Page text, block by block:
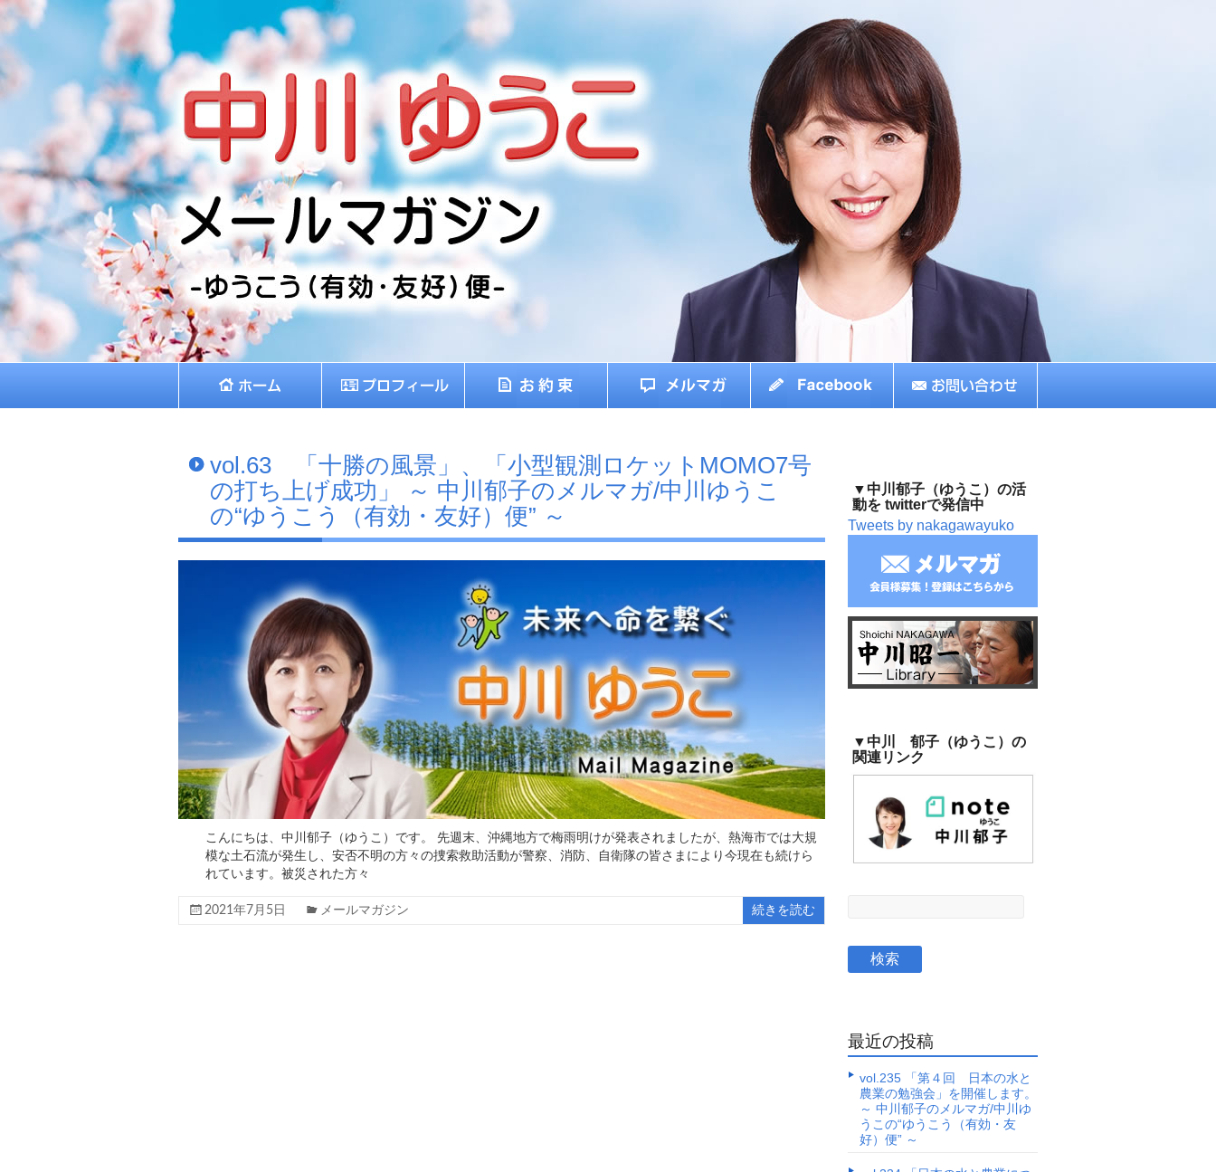
vol.63 「十勝の風景」、「小型観測ロケットMOMO7号
の打ち上げ成功」 ～ 中川郁子のメルマガ/中川ゆうこ
の“ゆうこう（有効・友好）便” ～
こんにちは、中川郁子（ゆうこ）です。 先週末、沖縄地方で梅雨明けが発表されましたが、熱海市では大規
模な土石流が発生し、安否不明の方々の捜索救助活動が警察、消防、自衛隊の皆さまにより今現在も続けら
れています。被災された方々
2021年7月5日 メールマガジン 続きを読む
▼中川郁子（ゆうこ）の活
動を twitterで発信中
Tweets by nakagawayuko
▼中川 郁子（ゆうこ）の
関連リンク
最近の投稿
vol.235 「第４回 日本の水と
農業の勉強会」を開催します。
～ 中川郁子のメルマガ/中川ゆ
うこの“ゆうこう（有効・友
好）便” ～